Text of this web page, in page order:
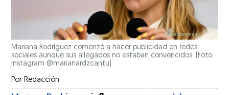
Mariana Rodríguez comenzó a hacer publicidad en redes
sociales aunque sus allegados no estaban convencidos. (Foto:
Instagram @marianardzcantu)
Por Redacción